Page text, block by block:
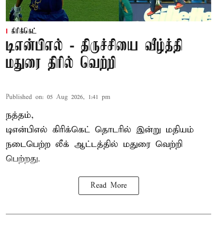
கிரிக்கெட்
டிஎன்பிஎல் - திருச்சியை வீழ்த்தி
மதுரை திரில் வெற்றி
Published on: 05 Aug 2026, 1:41 pm
நத்தம்,
டிஎன்பிஎல் கிரிக்கெட் தொடரில் இன்று மதியம்
நடைபெற்ற லீக் ஆட்டத்தில் மதுரை வெற்றி
பெற்றது.
Read More